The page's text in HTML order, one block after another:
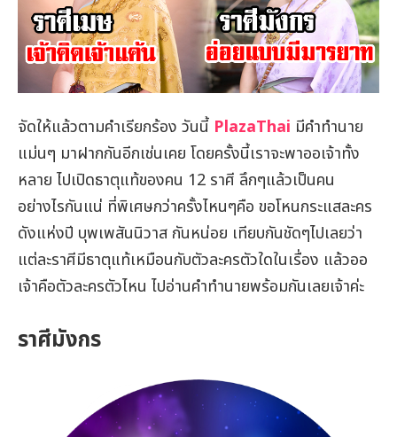
จัดให้แล้วตามคำเรียกร้อง วันนี้ PlazaThai มีคำทำนาย
แม่นๆ มาฝากกันอีกเช่นเคย โดยครั้งนี้เราจะพาออเจ้าทั้ง
หลาย ไปเปิดธาตุแท้ของคน 12 ราศี ลึกๆแล้วเป็นคน
อย่างไรกันแน่ ที่พิเศษกว่าครั้งไหนๆคือ ขอโหนกระแสละคร
ดังแห่งปี บุพเพสันนิวาส กันหน่อย เทียบกันชัดๆไปเลยว่า
แต่ละราศีมีธาตุแท้เหมือนกับตัวละครตัวใดในเรื่อง แล้วออ
เจ้าคือตัวละครตัวไหน ไปอ่านคำทำนายพร้อมกันเลยเจ้าค่ะ
ราศีมังกร